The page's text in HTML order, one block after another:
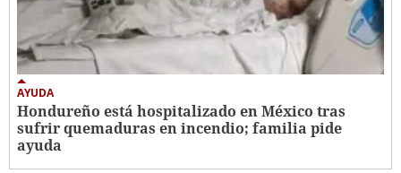
AYUDA
Hondureño está hospitalizado en México tras
sufrir quemaduras en incendio; familia pide
ayuda